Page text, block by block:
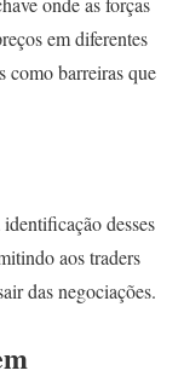
em diferentes
como barreiras que
desses
aos traders
das negociações.